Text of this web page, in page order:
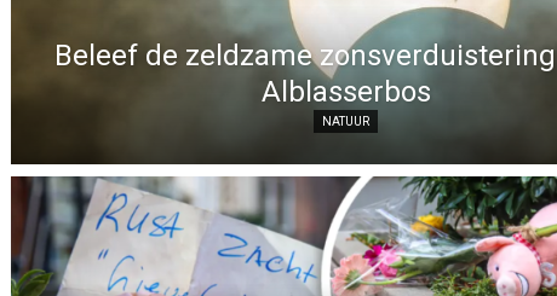
Beleef de zeldzame
Alblasserbos
NATUUR